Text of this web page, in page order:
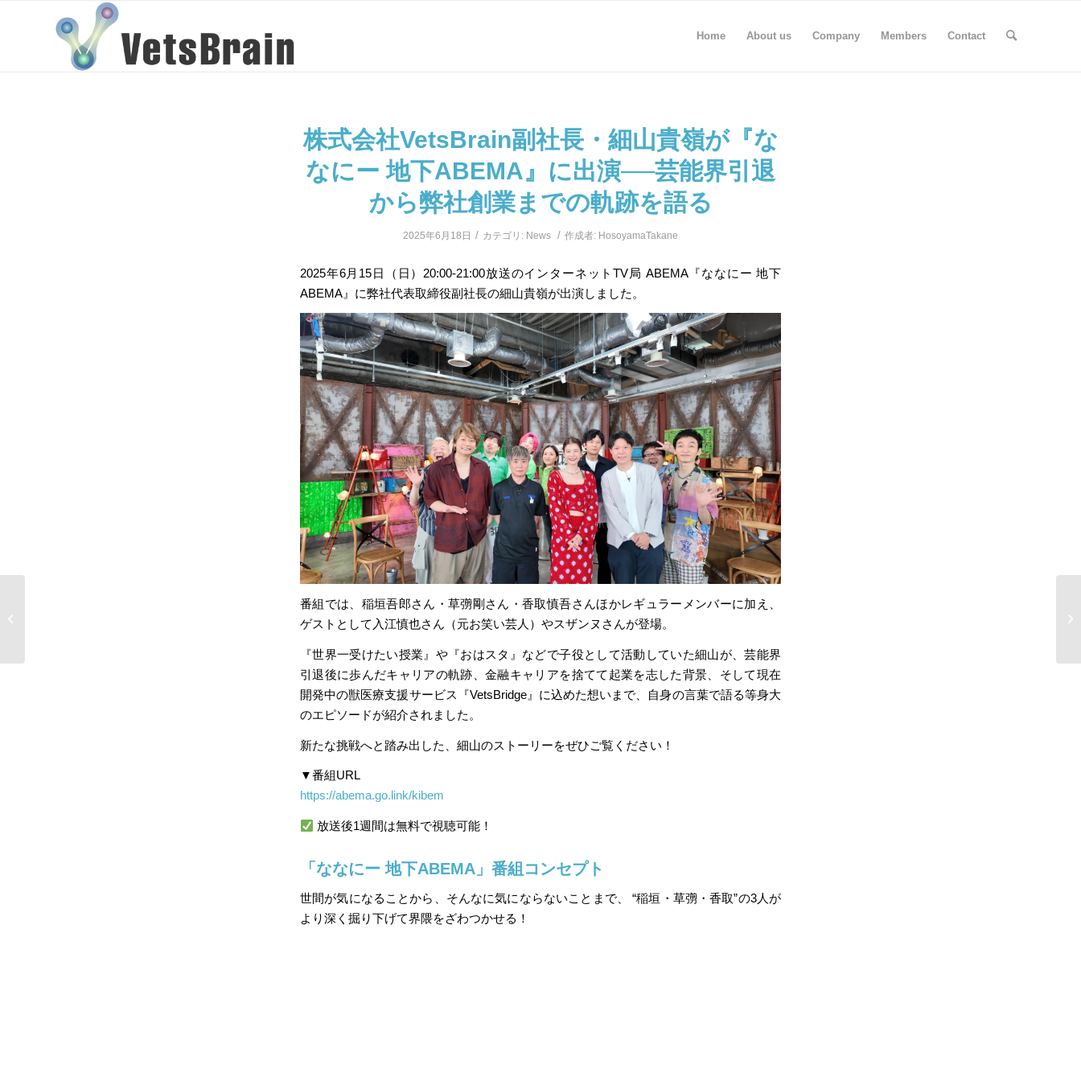
Home About us Company Members Contact
株式会社VetsBrain副社長・細山貴嶺が『な
なにー 地下ABEMA』に出演──芸能界引退
から弊社創業までの軌跡を語る
2025年6月18日 / カテゴリ: News / 作成者: HosoyamaTakane
2025年6月15日（日）20:00-21:00放送のインターネットTV局 ABEMA『ななにー 地下
ABEMA』に弊社代表取締役副社長の細山貴嶺が出演しました。
番組では、稲垣吾郎さん・草彅剛さん・香取慎吾さんほかレギュラーメンバーに加え、
ゲストとして入江慎也さん（元お笑い芸人）やスザンヌさんが登場。
『世界一受けたい授業』や『おはスタ』などで子役として活動していた細山が、芸能界
引退後に歩んだキャリアの軌跡、金融キャリアを捨てて起業を志した背景、そして現在
開発中の獣医療支援サービス『VetsBridge』に込めた想いまで、自身の言葉で語る等身大
のエピソードが紹介されました。
新たな挑戦へと踏み出した、細山のストーリーをぜひご覧ください！
▼番組URL
https://abema.go.link/kibem
放送後1週間は無料で視聴可能！
「ななにー 地下ABEMA」番組コンセプト
世間が気になることから、そんなに気にならないことまで、 “稲垣・草彅・香取”の3人が
より深く掘り下げて界隈をざわつかせる！